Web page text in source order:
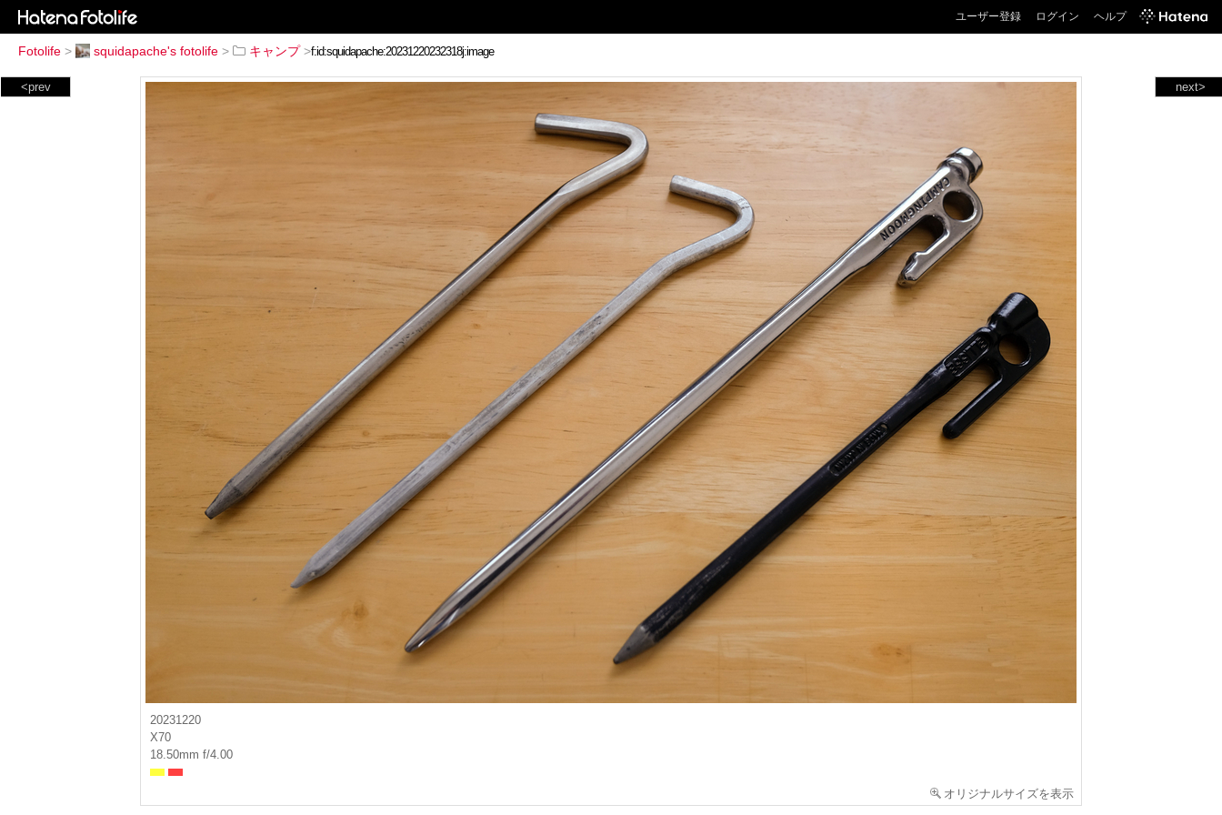
ユーザー登録 ログイン ヘルプ
Fotolife > squidapache's fotolife > キャンプ >
next>
<prev
20231220
X70
18.50mm f/4.00
オリジナルサイズを表示